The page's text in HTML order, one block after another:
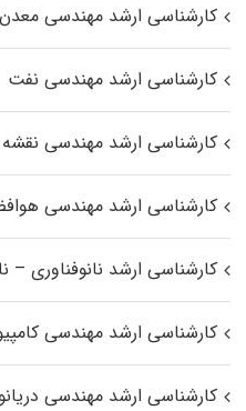
کارشناسی ارشد مهندسی معدن
کارشناسی ارشد مهندسی نفت
کارشناسی ارشد مهندسی نقشه
کارشناسی ارشد مهندسی
کارشناسی ارشد نانوفناوری –
کارشناسی ارشد مهندسی
کارشناسی ارشد مهندسی